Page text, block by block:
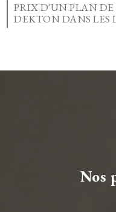
PRIX D'UN PLAN
DEKTON DANS LES
Nos